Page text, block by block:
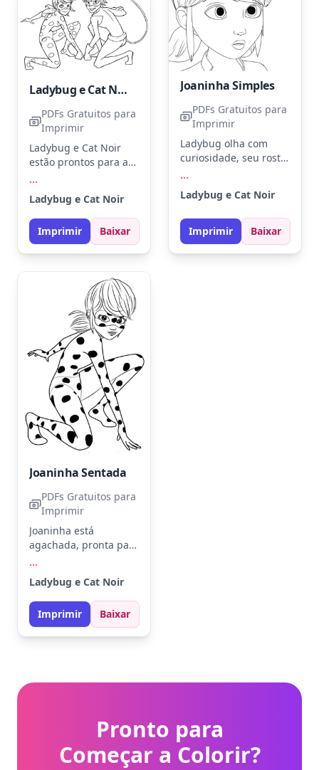
Ladybug e Cat Noir Simples
PDFs Gratuitos para
Imprimir
Ladybug e Cat Noir
estão prontos para a
para o traje de
Ladybug e preto para
Cat Noir. Experimente
adicionar brilho com
um toque especial.
...
Ladybug e Cat Noir
Imprimir Baixar
Joaninha Simples
PDFs Gratuitos para
Imprimir
Ladybug olha com
curiosidade, seu rosto
e preto para seu traje
icônico. Tente
adicionar sombras
sutis para dar vida ao
seu olhar intrigante.
...
Ladybug e Cat Noir
Imprimir Baixar
Joaninha Sentada
PDFs Gratuitos para
Imprimir
Joaninha está
agachada, pronta para
Use vermelho vivo e
preto para capturar a
essência da heroína.
Tente fazer um fundo
...
Ladybug e Cat Noir
Imprimir Baixar
Pronto para
Começar a Colorir?